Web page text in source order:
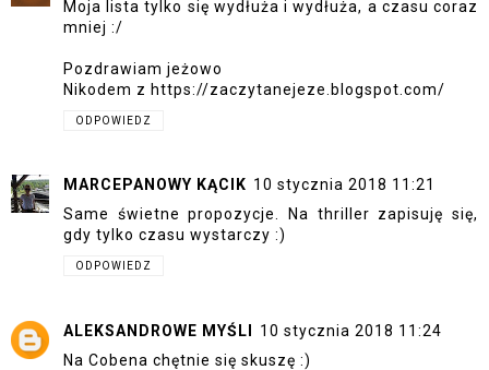
Moja lista tylko się wydłuża i wydłuża, a czasu coraz
mniej :/
Pozdrawiam jeżowo
Nikodem z https://zaczytanejeze.blogspot.com/
ODPOWIEDZ
MARCEPANOWY KĄCIK 10 stycznia 2018 11:21
Same świetne propozycje. Na thriller zapisuję się,
gdy tylko czasu wystarczy :)
ODPOWIEDZ
ALEKSANDROWE MYŚLI 10 stycznia 2018 11:24
Na Cobena chętnie się skuszę :)